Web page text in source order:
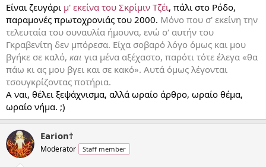
Είναι ζευγάρι μ' εκείνα του Σκρίμιν Τζέι, πάλι στο Ρόδο,
παραμονές πρωτοχρονιάς του 2000. Μόνο που σ' εκείνη την
τελευταία του συναυλία ήμουνα, ενώ σ' αυτήν του
Γκραβενίτη δεν μπόρεσα. Είχα σοβαρό λόγο όμως και μου
βγήκε σε καλό, και για μένα αξέχαστο, παρότι τότε έλεγα «θα
πάω κι ας μου βγει και σε κακό». Αυτά όμως λέγονται
τσουγκρίζοντας ποτήρια.
Α ναι, θέλει ξεψάχνισμα, αλλά ωραίο άρθρο, ωραίο θέμα,
ωραίο νήμα. ;)
Earion†
Moderator Staff member